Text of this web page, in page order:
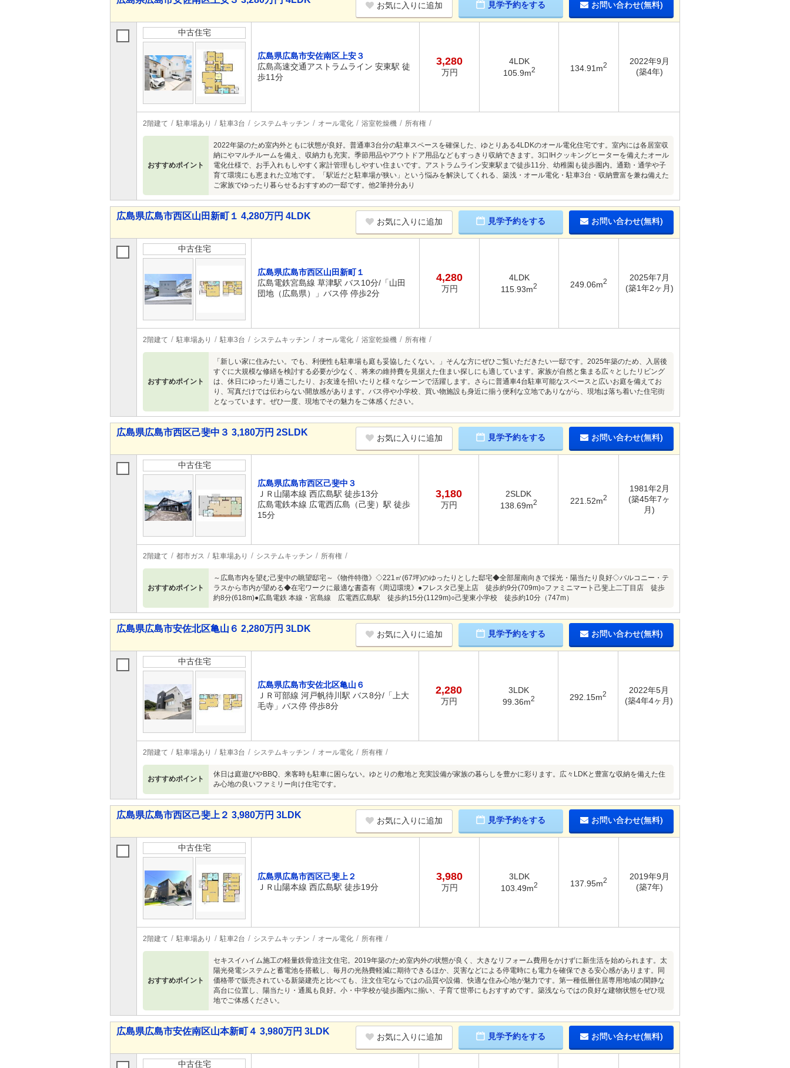
お気に入りに追加 見学予約をする お問い合わせ(無料)
中古住宅
広島県広島市安佐南区上安３
広島高速交通アストラムライン 安東駅 徒
歩11分
3,280
万円
4LDK
105.9m2 134.91m2
2022年9月
(築4年)
2階建て 駐車場あり 駐車3台 システムキッチン オール電化 浴室乾燥機 所有権
おすすめポイント
2022年築のため室内外ともに状態が良好。普通車3台分の駐車スペースを確保した、ゆとりある4LDKのオール電化住宅です。室内には各居室収
納にやマルチルームを備え、収納力も充実。季節用品やアウトドア用品などもすっきり収納できます。3口IHクッキングヒーターを備えたオール
電化仕様で、お手入れもしやすく家計管理もしやすい住まいです。アストラムライン安東駅まで徒歩11分、幼稚園も徒歩圏内。通勤・通学や子
育て環境にも恵まれた立地です。「駅近だと駐車場が狭い」という悩みを解決してくれる、築浅・オール電化・駐車3台・収納豊富を兼ね備えた
ご家族でゆったり暮らせるおすすめの一邸です。他2筆持分あり
広島県広島市西区山田新町１ 4,280万円 4LDK
お気に入りに追加 見学予約をする お問い合わせ(無料)
中古住宅
広島県広島市西区山田新町１
広島電鉄宮島線 草津駅 バス10分/「山田
団地（広島県）」バス停 停歩2分
4,280
万円
4LDK
115.93m2 249.06m2
2025年7月
(築1年2ヶ月)
2階建て 駐車場あり 駐車3台 システムキッチン オール電化 浴室乾燥機 所有権
おすすめポイント
「新しい家に住みたい。でも、利便性も駐車場も庭も妥協したくない。」そんな方にぜひご覧いただきたい一邸です。2025年築のため、入居後
すぐに大規模な修繕を検討する必要が少なく、将来の維持費を見据えた住まい探しにも適しています。家族が自然と集まる広々としたリビング
は、休日にゆったり過ごしたり、お友達を招いたりと様々なシーンで活躍します。さらに普通車4台駐車可能なスペースと広いお庭を備えてお
り、写真だけでは伝わらない開放感があります。バス停や小学校、買い物施設も身近に揃う便利な立地でありながら、現地は落ち着いた住宅街
となっています。ぜひ一度、現地でその魅力をご体感ください。
広島県広島市西区己斐中３ 3,180万円 2SLDK
お気に入りに追加 見学予約をする お問い合わせ(無料)
中古住宅
広島県広島市西区己斐中３
ＪＲ山陽本線 西広島駅 徒歩13分
広島電鉄本線 広電西広島（己斐）駅 徒歩
15分
3,180
万円
2SLDK
138.69m2 221.52m2
1981年2月
(築45年7ヶ
月)
2階建て 都市ガス 駐車場あり システムキッチン 所有権
おすすめポイント
～広島市内を望む己斐中の眺望邸宅～《物件特徴》◇221㎡(67坪)のゆったりとした邸宅◆全部屋南向きで採光・陽当たり良好◇バルコニー・テ
ラスから市内が望める◆在宅ワークに最適な書斎有《周辺環境》●フレスタ己斐上店 徒歩約9分(709m)○ファミニマート己斐上二丁目店 徒歩
約8分(618m)●広島電鉄 本線・宮島線 広電西広島駅 徒歩約15分(1129m)○己斐東小学校 徒歩約10分（747m）
広島県広島市安佐北区亀山６ 2,280万円 3LDK
お気に入りに追加 見学予約をする お問い合わせ(無料)
中古住宅
広島県広島市安佐北区亀山６
ＪＲ可部線 河戸帆待川駅 バス8分/「上大
毛寺」バス停 停歩8分
2,280
万円
3LDK
99.36m2 292.15m2
2022年5月
(築4年4ヶ月)
2階建て 駐車場あり 駐車3台 システムキッチン オール電化 所有権
おすすめポイント
休日は庭遊びやBBQ、来客時も駐車に困らない。ゆとりの敷地と充実設備が家族の暮らしを豊かに彩ります。広々LDKと豊富な収納を備えた住
み心地の良いファミリー向け住宅です。
広島県広島市西区己斐上２ 3,980万円 3LDK
お気に入りに追加 見学予約をする お問い合わせ(無料)
中古住宅
広島県広島市西区己斐上２
ＪＲ山陽本線 西広島駅 徒歩19分
3,980
万円
3LDK
103.49m2 137.95m2
2019年9月
(築7年)
2階建て 駐車場あり 駐車2台 システムキッチン オール電化 所有権
おすすめポイント
セキスイハイム施工の軽量鉄骨造注文住宅。2019年築のため室内外の状態が良く、大きなリフォーム費用をかけずに新生活を始められます。太
陽光発電システムと蓄電池を搭載し、毎月の光熱費軽減に期待できるほか、災害などによる停電時にも電力を確保できる安心感があります。同
価格帯で販売されている新築建売と比べても、注文住宅ならではの品質や設備、快適な住み心地が魅力です。第一種低層住居専用地域の閑静な
高台に位置し、陽当たり・通風も良好。小・中学校が徒歩圏内に揃い、子育て世帯にもおすすめです。築浅ならではの良好な建物状態をぜひ現
地でご体感ください。
広島県広島市安佐南区山本新町４ 3,980万円 3LDK
お気に入りに追加 見学予約をする お問い合わせ(無料)
中古住宅